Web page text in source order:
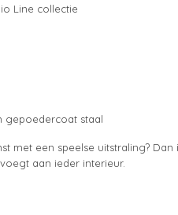
Line collectie
gepoedercoat staal
met een speelse uitstraling?
aan ieder interieur.